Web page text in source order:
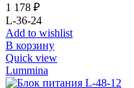
1 178 ₽
L-36-24
Add to wishlist
В корзину
Quick view
Lummina